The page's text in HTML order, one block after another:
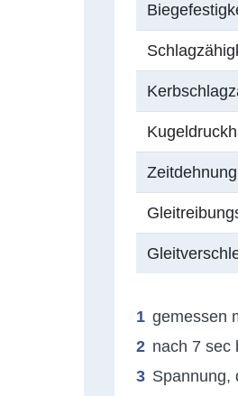
gemessen
nach 7 sec
Spannung,